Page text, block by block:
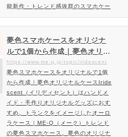
能新作・トレンド感抜群のスマホケー
スiPhoneスクエアタイプのスマホケ
ースを格安作成丸みがない四角いスク
エア型のiPhoneケース。よりスマー
トでシンプルなプロダクトです。印刷
面である背面は強化ガラス仕様となっ
なっています。スクエア型iPhoneケ
ースを作成・注文ご注文方法・料金…
夢色スマホケースをオリジナ
ルで1個から作成｜夢色オリジ
ナルケースIridescent（イリ
ディセント）はハンドメイ
ド・手作りオリジナルグッズ
におすすめ。トランクをイメ
ージしたオーロラケース｜ME
-Q（メーク）
https://www.me-q.jp/topic/iridescent
夢色スマホケースをオリジナルで1個
から作成｜夢色オリジナルケースIride
scent（イリディセント）はハンドメ
イド・手作りオリジナルグッズにおす
すめ。トランクをイメージしたオーロ
ラケース｜ME-Q（メーク）トレンド
の夢色スマホケース。夢色のオリジナ